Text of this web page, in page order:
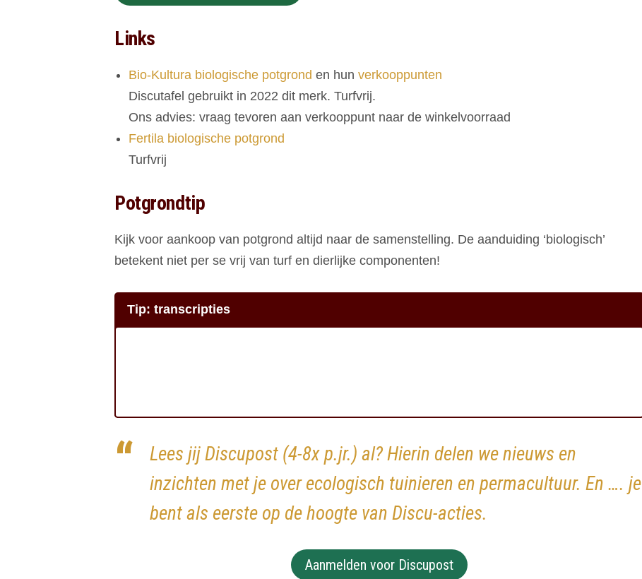
Links
Bio-Kultura biologische potgrond en hun verkooppunten
Discutafel gebruikt in 2022 dit merk. Turfvrij.
Ons advies: vraag tevoren aan verkooppunt naar de winkelvoorraad
Fertila biologische potgrond
Turfvrij
Potgrondtip
Kijk voor aankoop van potgrond altijd naar de samenstelling. De aanduiding ‘biologisch’
betekent niet per se vrij van turf en dierlijke componenten!
Tip: transcripties
Lees jij Discupost (4-8x p.jr.) al? Hierin delen we nieuws en
inzichten met je over ecologisch tuinieren en permacultuur. En …. je
bent als eerste op de hoogte van Discu-acties.
Aanmelden voor Discupost